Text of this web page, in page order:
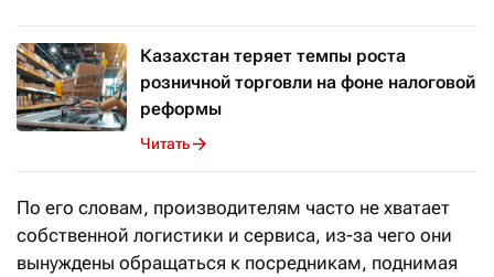
Казахстан теряет темпы роста
розничной торговли на фоне налоговой
реформы
Читать
По его словам, производителям часто не хватает
собственной логистики и сервиса, из-за чего они
вынуждены обращаться к посредникам, поднимая